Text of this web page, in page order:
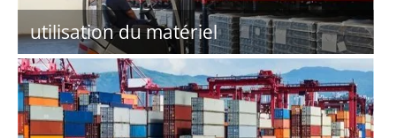
utilisation du matériel